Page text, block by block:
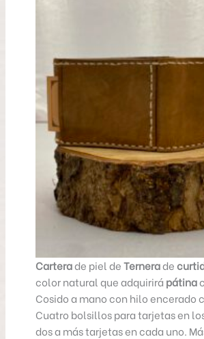
Carterade piel deTernerade
color natural que adquirirá pátina
Cosido a mano con hilo encerado
Cuatro bolsillos para tarjetas en
dos a más tarjetas en cada uno.